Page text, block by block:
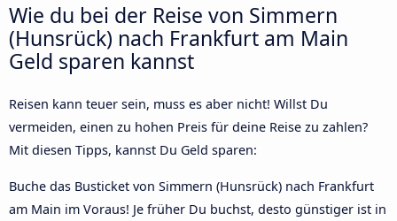
Wie du bei der Reise von Simmern
(Hunsrück) nach Frankfurt am Main
Geld sparen kannst
Reisen kann teuer sein, muss es aber nicht! Willst Du
vermeiden, einen zu hohen Preis für deine Reise zu zahlen?
Mit diesen Tipps, kannst Du Geld sparen:
Buche das Busticket von Simmern (Hunsrück) nach Frankfurt
am Main im Voraus! Je früher Du buchst, desto günstiger ist in